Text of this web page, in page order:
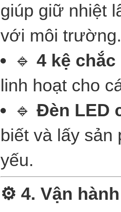
giúp giữ nhiệt
với môi trường.
🔹 4 kệ chắc
linh hoạt cho
🔹 Đèn LED
biết và lấy sản
yếu.
⚙️ 4. Vận